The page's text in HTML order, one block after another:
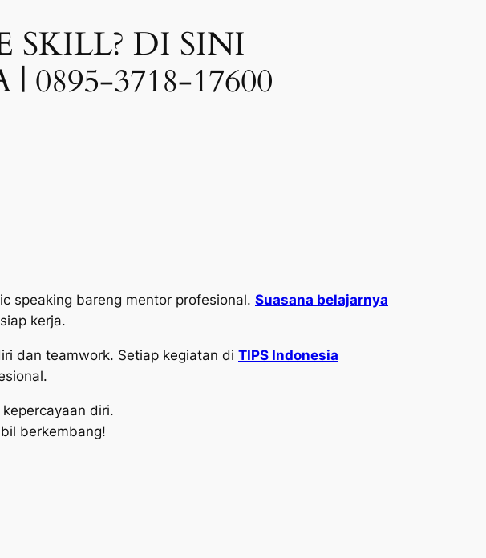
SKILL? DI SINI
0895-3718-17600
speaking bareng mentor profesional. Suasana belajarnya
kerja.
dan teamwork. Setiap kegiatan di TIPS Indonesia
diri.
berkembang!